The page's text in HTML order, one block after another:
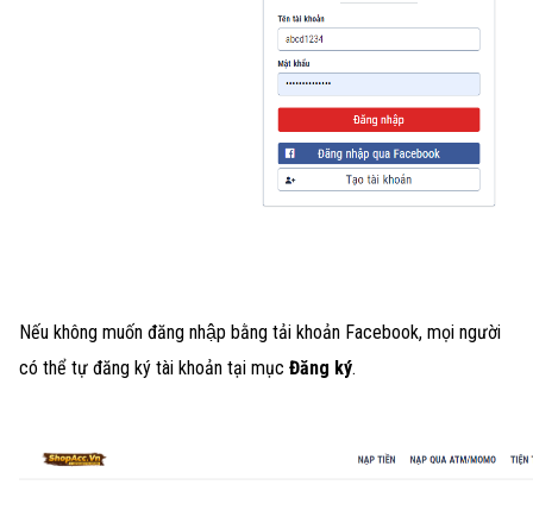
Nếu không muốn đăng nhập bằng tải khoản Facebook, mọi người
có thể tự đăng ký tài khoản tại mục Đăng ký.